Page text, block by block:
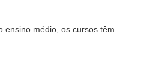
ensino médio, os cursos têm